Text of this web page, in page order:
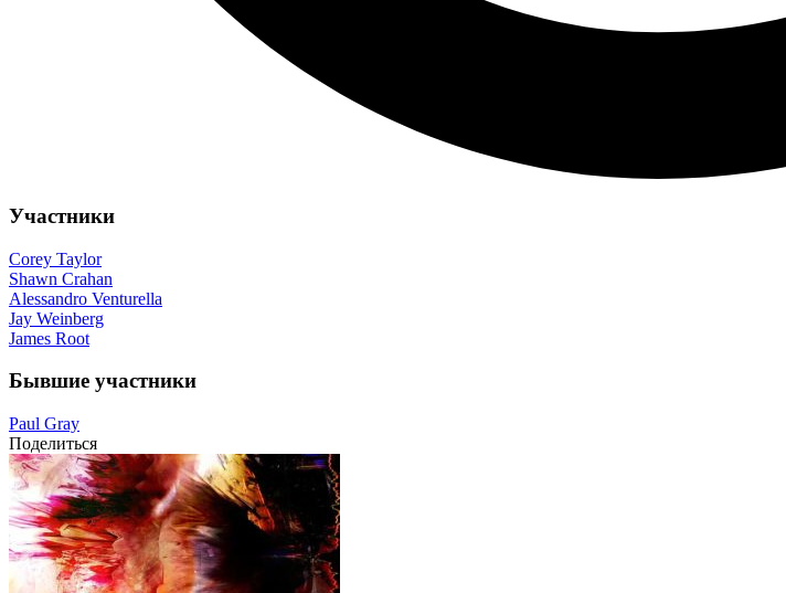
Участники
Corey Taylor
Shawn Crahan
Alessandro Venturella
Jay Weinberg
James Root
Бывшие участники
Paul Gray
Поделиться